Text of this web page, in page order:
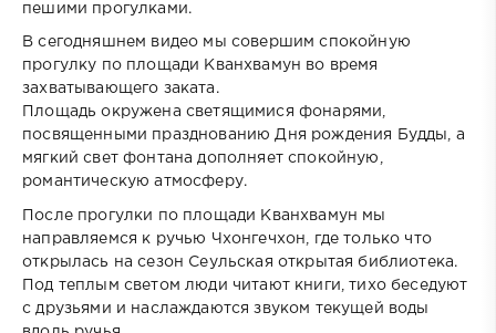
пешими прогулками.
В сегодняшнем видео мы совершим спокойную
прогулку по площади Кванхвамун во время
захватывающего заката.
Площадь окружена светящимися фонарями,
посвященными празднованию Дня рождения Будды, а
мягкий свет фонтана дополняет спокойную,
романтическую атмосферу.
После прогулки по площади Кванхвамун мы
направляемся к ручью Чхонгечхон, где только что
открылась на сезон Сеульская открытая библиотека.
Под теплым светом люди читают книги, тихо беседуют
с друзьями и наслаждаются звуком текущей воды